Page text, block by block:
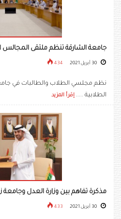
جامعة الشارقة تنظم ملتقى المجالس
434
نظم مجلسي الطلاب والطالبات في
الطلابية ..... إقرأ المزيد
مذكرة تفاهم بين وزارة العدل وجامعة
433